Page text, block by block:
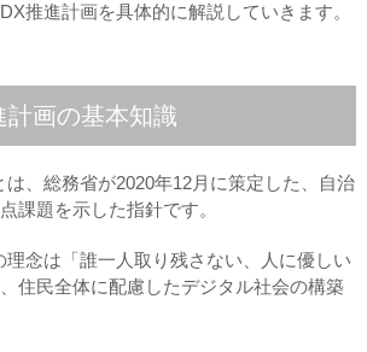
推進計画を具体的に解説していきます。
計画の基本知識
は、総務省が2020年12月に策定した、自治
課題を示した指針です。
理念は「誰一人取り残さない、人に優しい
住民全体に配慮したデジタル社会の構築